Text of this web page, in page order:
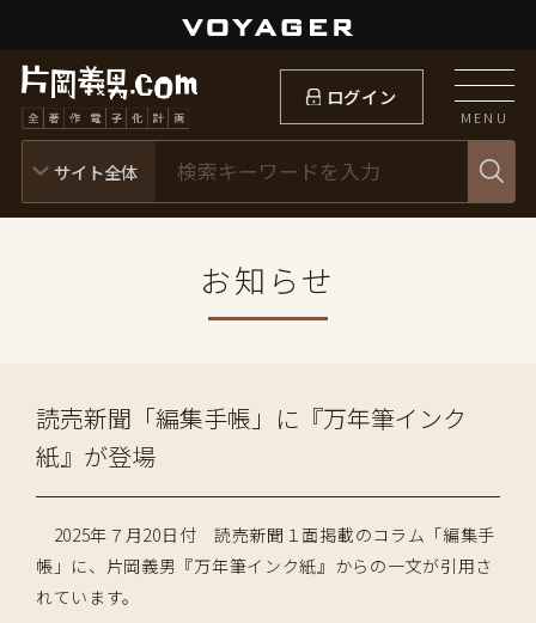
ログイン
MENU
お知らせ
読売新聞「編集手帳」に『万年筆インク
紙』が登場
2025年７月20日付 読売新聞１面掲載のコラム「編集手
帳」に、片岡義男『万年筆インク紙』からの一文が引用さ
れています。